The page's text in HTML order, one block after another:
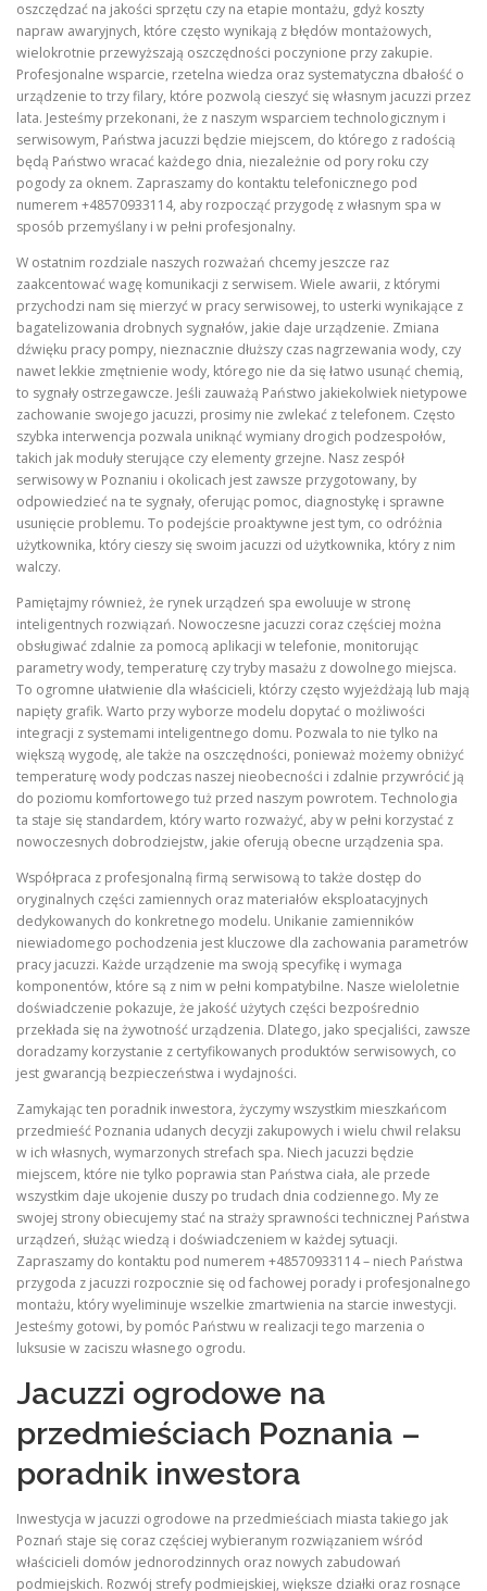
oszczędzać na jakości sprzętu czy na etapie montażu, gdyż koszty
napraw awaryjnych, które często wynikają z błędów montażowych,
wielokrotnie przewyższają oszczędności poczynione przy zakupie.
Profesjonalne wsparcie, rzetelna wiedza oraz systematyczna dbałość o
urządzenie to trzy filary, które pozwolą cieszyć się własnym jacuzzi przez
lata. Jesteśmy przekonani, że z naszym wsparciem technologicznym i
serwisowym, Państwa jacuzzi będzie miejscem, do którego z radością
będą Państwo wracać każdego dnia, niezależnie od pory roku czy
pogody za oknem. Zapraszamy do kontaktu telefonicznego pod
numerem +48570933114, aby rozpocząć przygodę z własnym spa w
sposób przemyślany i w pełni profesjonalny.
W ostatnim rozdziale naszych rozważań chcemy jeszcze raz
zaakcentować wagę komunikacji z serwisem. Wiele awarii, z którymi
przychodzi nam się mierzyć w pracy serwisowej, to usterki wynikające z
bagatelizowania drobnych sygnałów, jakie daje urządzenie. Zmiana
dźwięku pracy pompy, nieznacznie dłuższy czas nagrzewania wody, czy
nawet lekkie zmętnienie wody, którego nie da się łatwo usunąć chemią,
to sygnały ostrzegawcze. Jeśli zauważą Państwo jakiekolwiek nietypowe
zachowanie swojego jacuzzi, prosimy nie zwlekać z telefonem. Często
szybka interwencja pozwala uniknąć wymiany drogich podzespołów,
takich jak moduły sterujące czy elementy grzejne. Nasz zespół
serwisowy w Poznaniu i okolicach jest zawsze przygotowany, by
odpowiedzieć na te sygnały, oferując pomoc, diagnostykę i sprawne
usunięcie problemu. To podejście proaktywne jest tym, co odróżnia
użytkownika, który cieszy się swoim jacuzzi od użytkownika, który z nim
walczy.
Pamiętajmy również, że rynek urządzeń spa ewoluuje w stronę
inteligentnych rozwiązań. Nowoczesne jacuzzi coraz częściej można
obsługiwać zdalnie za pomocą aplikacji w telefonie, monitorując
parametry wody, temperaturę czy tryby masażu z dowolnego miejsca.
To ogromne ułatwienie dla właścicieli, którzy często wyjeżdżają lub mają
napięty grafik. Warto przy wyborze modelu dopytać o możliwości
integracji z systemami inteligentnego domu. Pozwala to nie tylko na
większą wygodę, ale także na oszczędności, ponieważ możemy obniżyć
temperaturę wody podczas naszej nieobecności i zdalnie przywrócić ją
do poziomu komfortowego tuż przed naszym powrotem. Technologia
ta staje się standardem, który warto rozważyć, aby w pełni korzystać z
nowoczesnych dobrodziejstw, jakie oferują obecne urządzenia spa.
Współpraca z profesjonalną firmą serwisową to także dostęp do
oryginalnych części zamiennych oraz materiałów eksploatacyjnych
dedykowanych do konkretnego modelu. Unikanie zamienników
niewiadomego pochodzenia jest kluczowe dla zachowania parametrów
pracy jacuzzi. Każde urządzenie ma swoją specyfikę i wymaga
komponentów, które są z nim w pełni kompatybilne. Nasze wieloletnie
doświadczenie pokazuje, że jakość użytych części bezpośrednio
przekłada się na żywotność urządzenia. Dlatego, jako specjaliści, zawsze
doradzamy korzystanie z certyfikowanych produktów serwisowych, co
jest gwarancją bezpieczeństwa i wydajności.
Zamykając ten poradnik inwestora, życzymy wszystkim mieszkańcom
przedmieść Poznania udanych decyzji zakupowych i wielu chwil relaksu
w ich własnych, wymarzonych strefach spa. Niech jacuzzi będzie
miejscem, które nie tylko poprawia stan Państwa ciała, ale przede
wszystkim daje ukojenie duszy po trudach dnia codziennego. My ze
swojej strony obiecujemy stać na straży sprawności technicznej Państwa
urządzeń, służąc wiedzą i doświadczeniem w każdej sytuacji.
Zapraszamy do kontaktu pod numerem +48570933114 – niech Państwa
przygoda z jacuzzi rozpocznie się od fachowej porady i profesjonalnego
montażu, który wyeliminuje wszelkie zmartwienia na starcie inwestycji.
Jesteśmy gotowi, by pomóc Państwu w realizacji tego marzenia o
luksusie w zaciszu własnego ogrodu.
Jacuzzi ogrodowe na
przedmieściach Poznania –
poradnik inwestora
Inwestycja w jacuzzi ogrodowe na przedmieściach miasta takiego jak
Poznań staje się coraz częściej wybieranym rozwiązaniem wśród
właścicieli domów jednorodzinnych oraz nowych zabudowań
podmiejskich. Rozwój strefy podmiejskiej, większe działki oraz rosnące